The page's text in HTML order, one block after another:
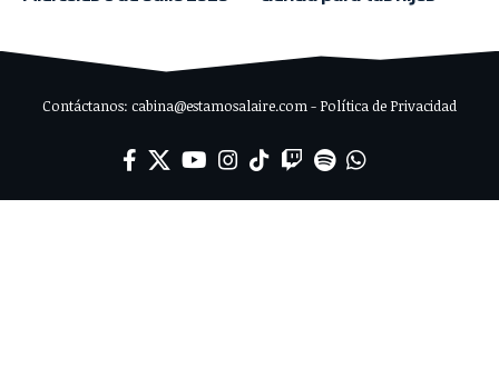
Contáctanos: cabina@estamosalaire.com - Política de Privacidad